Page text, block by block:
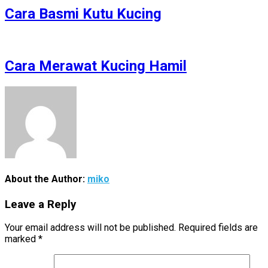
Cara Basmi Kutu Kucing
Cara Merawat Kucing Hamil
About the Author: miko
Leave a Reply
Your email address will not be published. Required fields are
marked *